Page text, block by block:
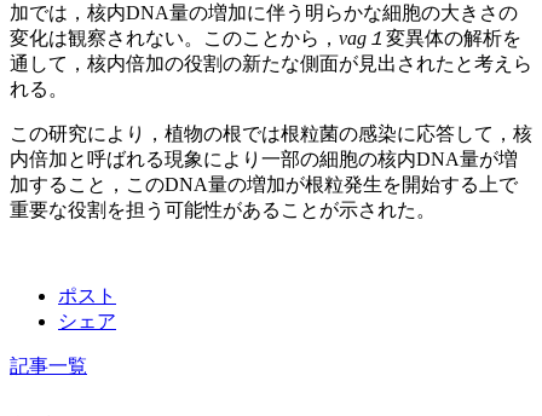
加では，核内DNA量の増加に伴う明らかな細胞の大きさの
変化は観察されない。このことから， vag１ 変異体の解析を
通して，核内倍加の役割の新たな側面が見出されたと考えら
れる。
この研究により，植物の根では根粒菌の感染に応答して，核
内倍加と呼ばれる現象により一部の細胞の核内DNA量が増
加すること，このDNA量の増加が根粒発生を開始する上で
重要な役割を担う可能性があることが示された。
ポスト
シェア
記事一覧